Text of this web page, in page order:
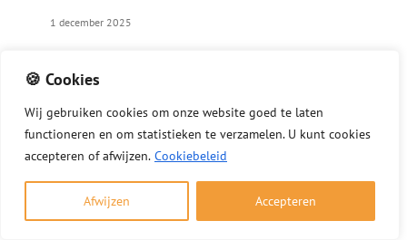
🍪 Cookies
Wij gebruiken cookies om onze website goed te laten
functioneren en om statistieken te verzamelen. U kunt cookies
accepteren of afwijzen. Cookiebeleid
Afwijzen Accepteren
1 december 2025
misschien genieten van een warm haardvuur. Met
deze tips stookt u veilig, verantwoord en volgens
de geldende regels. Veilig en verantwoord stoken
kort samengevat Gebruik alleen droog en schoon
hout Laat de [...]